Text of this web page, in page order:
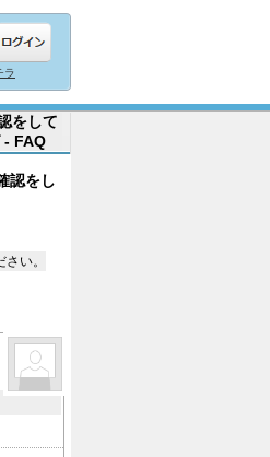
ラ
をして
- FAQ
認をし
い。